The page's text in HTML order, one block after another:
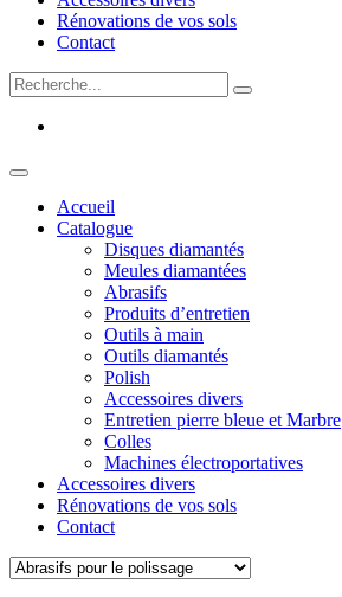
Rénovations de vos sols
Contact
Accueil
Catalogue
Disques diamantés
Meules diamantées
Abrasifs
Produits d’entretien
Outils à main
Outils diamantés
Polish
Accessoires divers
Entretien pierre bleue et Marbre
Colles
Machines électroportatives
Accessoires divers
Rénovations de vos sols
Contact